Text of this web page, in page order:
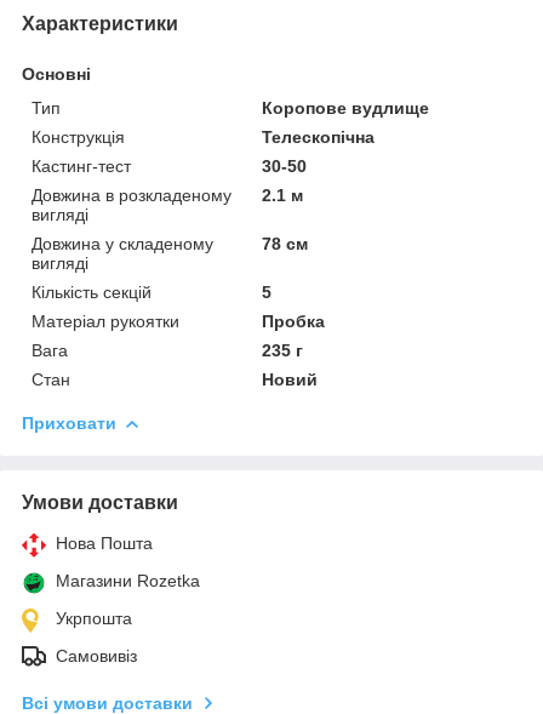
Характеристики
Основні
Тип
Коропове вудлище
Конструкція
Телескопічна
Кастинг-тест
30-50
Довжина в розкладеному
вигляді
2.1 м
Довжина у складеному
вигляді
78 см
Кількість секцій
5
Матеріал рукоятки
Пробка
Вага
235 г
Стан
Новий
Приховати
Умови доставки
Нова Пошта
Магазини Rozetka
Укрпошта
Самовивіз
Всі умови доставки